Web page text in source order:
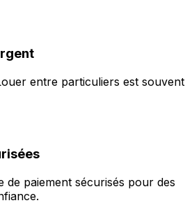
entre particuliers est souvent
de paiement sécurisés pour des